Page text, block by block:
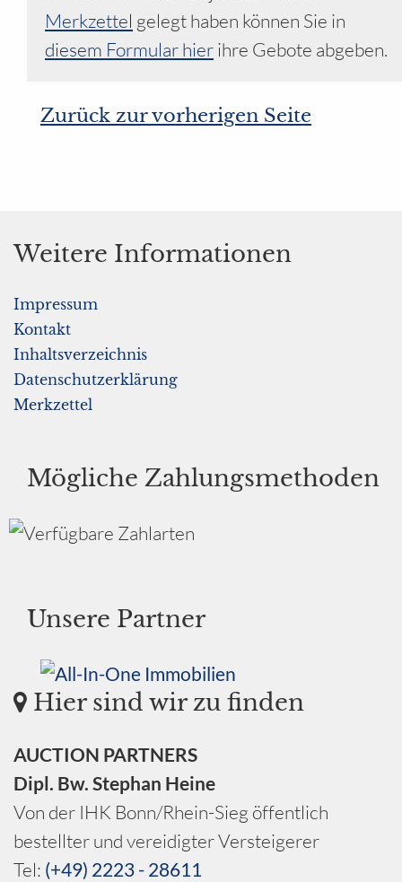
Merkzettel gelegt haben können Sie in
diesem Formular hierihre Gebote abgeben.
Zurück zur vorherigen Seite
Weitere Informationen
Impressum
Kontakt
Inhaltsverzeichnis
Datenschutzerklärung
Merkzettel
Mögliche Zahlungsmethoden
Unsere Partner
Hier sind wir zu finden
AUCTION PARTNERS
Dipl. Bw. Stephan Heine
Von der IHK Bonn/Rhein-Sieg öffentlich
bestellter und vereidigter Versteigerer
Tel: (+49) 2223 - 28611